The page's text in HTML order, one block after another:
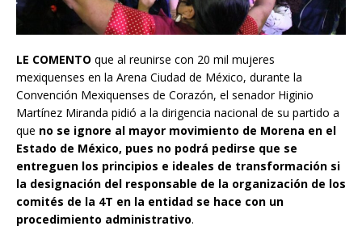
LE COMENTO que al reunirse con 20 mil mujeres
mexiquenses en la Arena Ciudad de México, durante la
Convención Mexiquenses de Corazón, el senador Higinio
Martínez Miranda pidió a la dirigencia nacional de su partido a
que no se ignore al mayor movimiento de Morena en el
Estado de México, pues no podrá pedirse que se
entreguen los principios e ideales de transformación si
la designación del responsable de la organización de los
comités de la 4T en la entidad se hace con un
procedimiento administrativo.